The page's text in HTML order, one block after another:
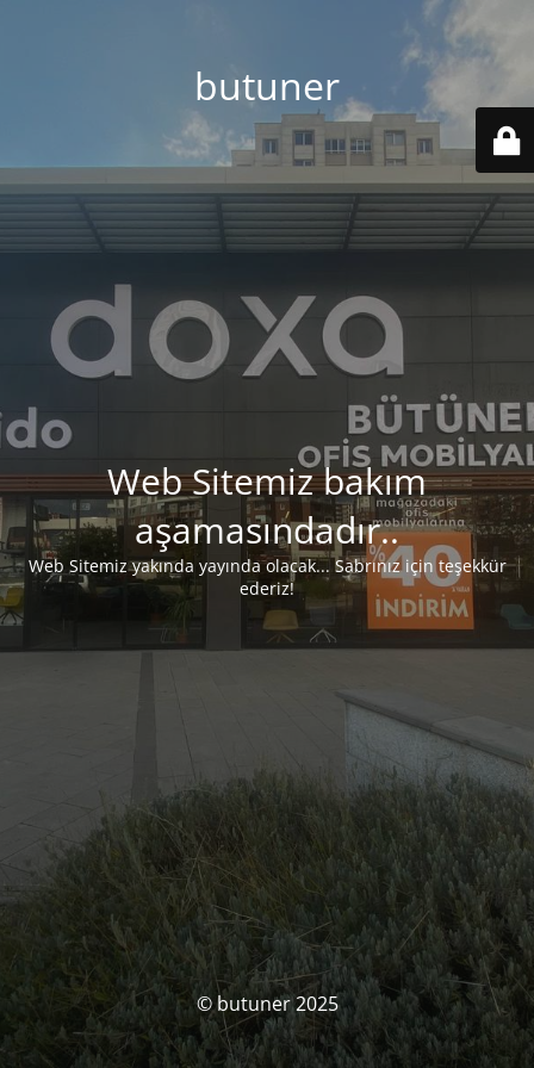
butuner
Web Sitemiz bakım
aşamasındadır..
Web Sitemiz yakında yayında olacak... Sabrınız için teşekkür
ederiz!
© butuner 2025